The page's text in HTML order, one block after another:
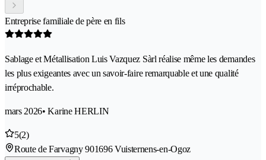
Entreprise familiale de père en fils
Sablage et Métallisation Luis Vazquez Sàrl réalise même les demandes
les plus exigeantes avec un savoir‑faire remarquable et une qualité
irréprochable.
mars 2026• Karine HERLIN
5(2)
Route de Farvagny 901696 Vuisternens-en-Ogoz